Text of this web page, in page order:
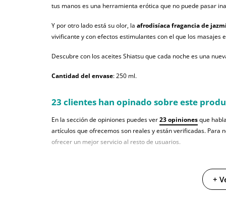
tus manos es una herramienta erótica que no puede pasar
Y por otro lado está su olor, la afrodisíaca fragancia de
vivificante y con efectos estimulantes con el que los masajes
Descubre con los aceites Shiatsu que cada noche es una
Cantidad del envase: 250 ml.
23 clientes han opinado sobre este
En la sección de opiniones puedes ver23 opinionesque
artículos que ofrecemos son reales y están verificadas. Para
ofrecer un mejor servicio al resto de usuarios.
+